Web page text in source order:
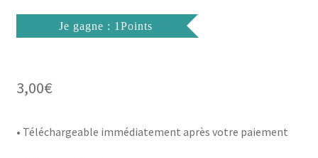
Je gagne : 1Points
3,00€
• Téléchargeable immédiatement après votre paiement